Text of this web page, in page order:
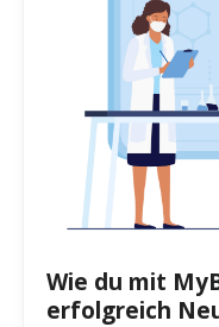
Diese Beispiele zeigen,
Branchen oder
Relevanz und Mehrwert
Merke: Die richtige
deiner
spezifische Zielgruppe
entwickeln und somit